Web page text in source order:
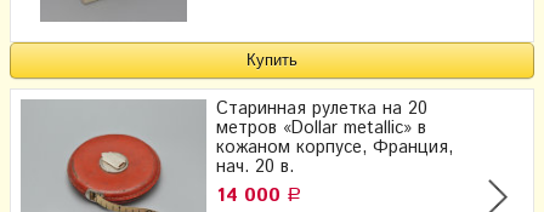
Старинная рулетка на 20
метров «Dollar metallic» в
кожаном корпусе, Франция,
нач. 20 в.
14 000 Р